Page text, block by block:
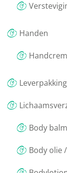
Handen
Leverpakking
Body
Body olie